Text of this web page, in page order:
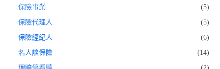
保險事業 (5)
保險代理人 (5)
保險經紀人 (6)
名人談保險 (14)